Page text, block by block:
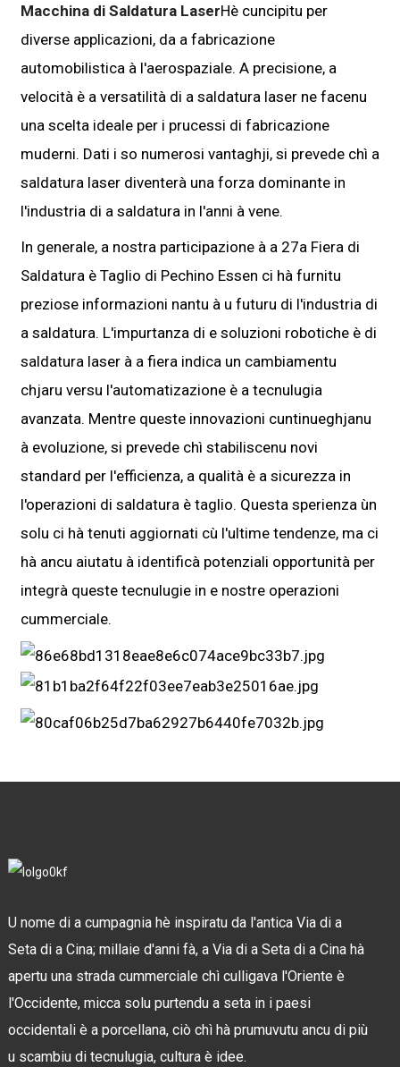
Macchina di Saldatura LaserHè cuncipitu per
diverse applicazioni, da a fabricazione
automobilistica à l'aerospaziale. A precisione, a
velocità è a versatilità di a saldatura laser ne facenu
una scelta ideale per i prucessi di fabricazione
muderni. Dati i so numerosi vantaghji, si prevede chì a
saldatura laser diventerà una forza dominante in
l'industria di a saldatura in l'anni à vene.
In generale, a nostra participazione à a 27a Fiera di
Saldatura è Taglio di Pechino Essen ci hà furnitu
preziose informazioni nantu à u futuru di l'industria di
a saldatura. L'impurtanza di e soluzioni robotiche è di
saldatura laser à a fiera indica un cambiamentu
chjaru versu l'automatizazione è a tecnulugia
avanzata. Mentre queste innovazioni cuntinueghjanu
à evoluzione, si prevede chì stabiliscenu novi
standard per l'efficienza, a qualità è a sicurezza in
l'operazioni di saldatura è taglio. Questa sperienza ùn
solu ci hà tenuti aggiornati cù l'ultime tendenze, ma ci
hà ancu aiutatu à identificà potenziali opportunità per
integrà queste tecnulugie in e nostre operazioni
cummerciale.
U nome di a cumpagnia hè inspiratu da l'antica Via di a
Seta di a Cina; millaie d'anni fà, a Via di a Seta di a Cina hà
apertu una strada cummerciale chì culligava l'Oriente è
l'Occidente, micca solu purtendu a seta in i paesi
occidentali è a porcellana, ciò chì hà prumuvutu ancu di più
u scambiu di tecnulugia, cultura è idee.